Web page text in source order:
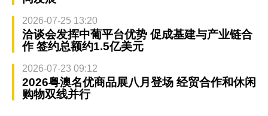
2026-07-25 13:20
洽谈会发挥中葡平台优势 促成基建与产业链合
作 签约总额约1.5亿美元
2026-07-23 09:12
2026粤澳名优商品展八月登场 经贸合作和休闲
购物双线并行